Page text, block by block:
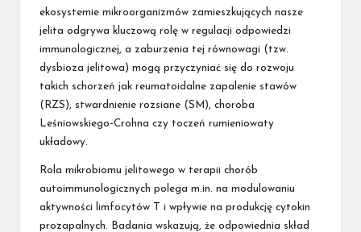
ekosystemie mikroorganizmów zamieszkujących nasze
jelita odgrywa kluczową rolę w regulacji odpowiedzi
immunologicznej, a zaburzenia tej równowagi (tzw.
dysbioza jelitowa) mogą przyczyniać się do rozwoju
takich schorzeń jak reumatoidalne zapalenie stawów
(RZS), stwardnienie rozsiane (SM), choroba
Leśniowskiego-Crohna czy toczeń rumieniowaty
układowy.
Rola mikrobiomu jelitowego w terapii chorób
autoimmunologicznych polega m.in. na modulowaniu
aktywności limfocytów T i wpływie na produkcję cytokin
prozapalnych. Badania wskazują, że odpowiednia skład